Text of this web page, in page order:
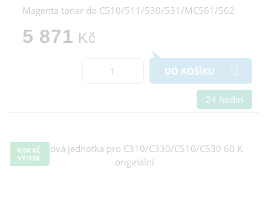
Magenta toner do C510/511/530/531/MC561/562
5 871 Kč
DO KOŠÍKU
24 hodin
0,04 KČ
VÝTISK